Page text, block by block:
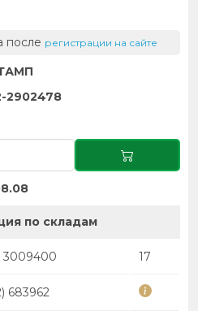
после регистрации на сайте
2902478
по складам
3009400 17
683962